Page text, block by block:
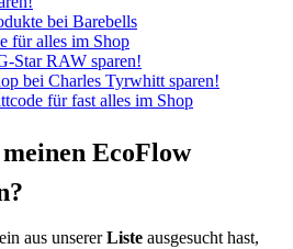
meinen EcoFlow
aus unsererListe ausgesucht hast,